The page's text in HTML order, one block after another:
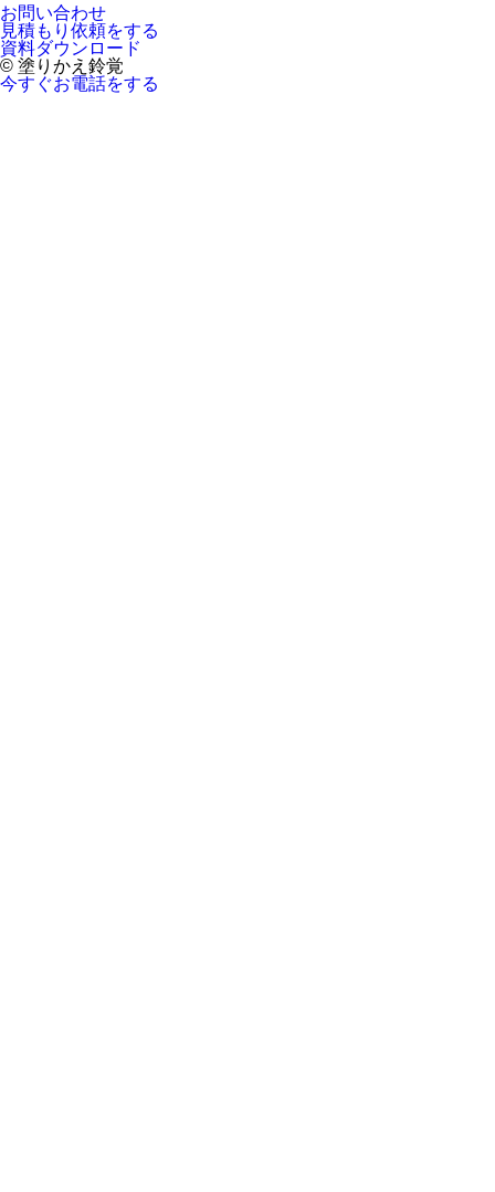
お問い合わせ
見積もり依頼をする
資料ダウンロード
© 塗りかえ鈴覚
今すぐお電話をする